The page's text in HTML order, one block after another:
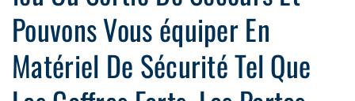
Pouvons Vous équiper En
Matériel De Sécurité Tel Que